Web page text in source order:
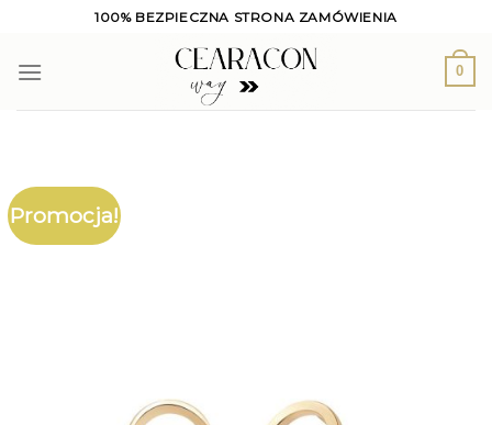
content
100% BEZPIECZNA STRONA ZAMÓWIENIA
0
Promocja!